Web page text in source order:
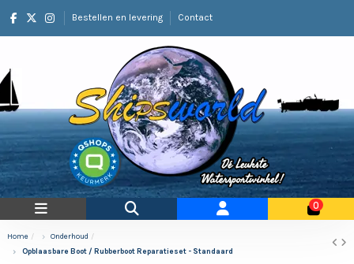
Bestellen en levering Contact
0
Home
Onderhoud
Opblaasbare Boot / Rubberboot Reparatieset - Standaard